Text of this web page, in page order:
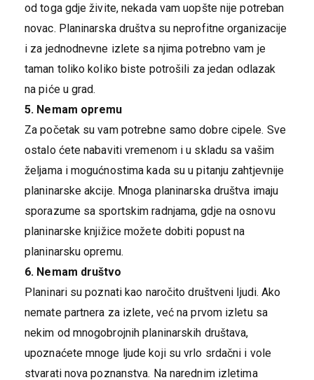
od toga gdje živite, nekada vam uopšte nije potreban
novac. Planinarska društva su neprofitne organizacije
i za jednodnevne izlete sa njima potrebno vam je
taman toliko koliko biste potrošili za jedan odlazak
na piće u grad.
5. Nemam opremu
Za početak su vam potrebne samo dobre cipele. Sve
ostalo ćete nabaviti vremenom i u skladu sa vašim
željama i mogućnostima kada su u pitanju zahtjevnije
planinarske akcije. Mnoga planinarska društva imaju
sporazume sa sportskim radnjama, gdje na osnovu
planinarske knjižice možete dobiti popust na
planinarsku opremu.
6. Nemam društvo
Planinari su poznati kao naročito društveni ljudi. Ako
nemate partnera za izlete, već na prvom izletu sa
nekim od mnogobrojnih planinarskih društava,
upoznaćete mnoge ljude koji su vrlo srdačni i vole
stvarati nova poznanstva. Na narednim izletima